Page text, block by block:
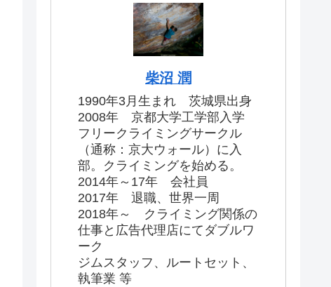
柴沼 潤
1990年3月生まれ 茨城県出身
2008年 京都大学工学部入学
フリークライミングサークル
（通称：京大ウォール）に入
部。クライミングを始める。
2014年～17年 会社員
2017年 退職、世界一周
2018年～ クライミング関係の
仕事と広告代理店にてダブルワ
ーク
ジムスタッフ、ルートセット、
執筆業 等